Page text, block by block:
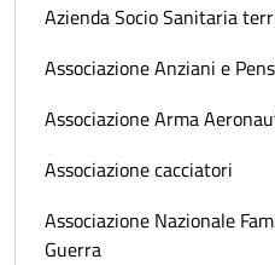
Azienda Socio Sanitaria
Associazione Anziani e
Associazione Arma
Associazione cacciatori
Associazione Nazionale
Guerra